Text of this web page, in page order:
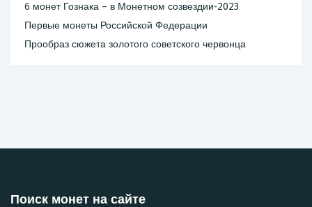
6 монет Гознака – в Монетном созвездии-2023
Первые монеты Российской Федерации
Прообраз сюжета золотого советского червонца
Поиск монет на сайте